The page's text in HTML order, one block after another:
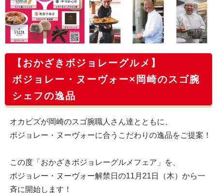
【おかざきボジョレーグルメ】
ボジョレー・ヌーヴォー×岡崎のスゴ腕
シェフの逸品
オカビズが岡崎のスゴ腕職人さん達とともに、
ボジョレー・ヌーヴォーに合うこだわりの逸品をご提案！
この度「おかざきボジョレーグルメフェア」を、
ボジョレー・ヌーヴォー解禁日の11月21日（木）から一
斉に開始します！